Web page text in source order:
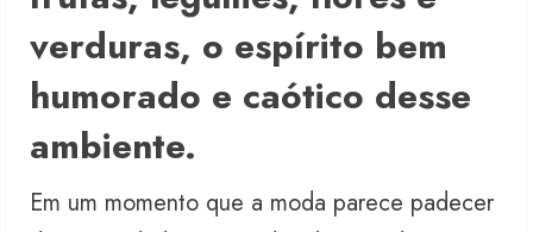
verduras, o espírito bem
humorado e caótico desse
ambiente.
Em um momento que a moda parece padecer